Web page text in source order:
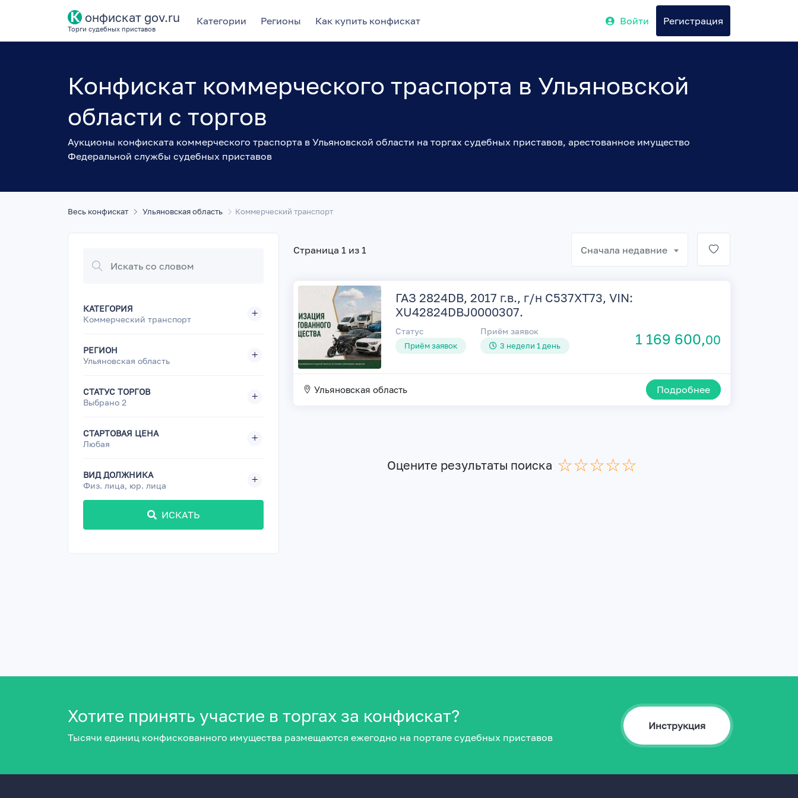
К онфискат gov.ru
Торги судебных приставов
Категории Регионы Как купить конфискат Войти Регистрация
Конфискат коммерческого траспорта в Ульяновской
области с торгов
Аукционы конфиската коммерческого траспорта в Ульяновской области на торгах судебных приставов, арестованное имущество
Федеральной службы судебных приставов
Весь конфискат Ульяновская область Коммерческий транспорт
КАТЕГОРИЯ
Коммерческий транспорт
РЕГИОН
Ульяновская область
СТАТУС ТОРГОВ
Выбрано 2
СТАРТОВАЯ ЦЕНА
Любая
ВИД ДОЛЖНИКА
Физ. лица, юр. лица
ИСКАТЬ
Страница 1 из 1 Сначала недавние
ГАЗ 2824DB, 2017 г.в., г/н С537ХТ73, VIN:
XU42824DBJ0000307.
Статус
Приём заявок
Приём заявок
3 недели 1 день 1 169 600,00
Ульяновская область Подробнее
Оцените результаты поиска ☆☆☆☆☆
★★★★★
Хотите принять участие в торгах за конфискат?
Тысячи единиц конфискованного имущества размещаются ежегодно на портале судебных приставов
Инструкция